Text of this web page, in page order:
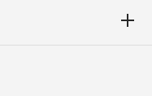
ーしました。